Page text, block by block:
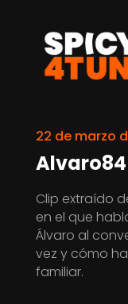
22 de marzo
Clip extraído
en el que
Álvaro al
vez y cómo
familiar.